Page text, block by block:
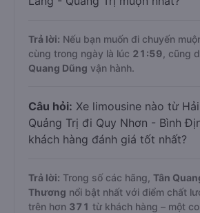
Trả lời: Nếu bạn muốn đi chuyến
cùng trong ngày là lúc 21:59 , cũng
Quang Dũng vận hành.
Câu hỏi: Xe limousine nào từ
Quảng Trị đi Quy Nhơn - Bình
khách hàng đánh giá tốt nhất?
Trả lời: Trong số các hãng, Tân
Thương nổi bật nhất với điểm chất
trên hơn 371 từ khách hàng – một